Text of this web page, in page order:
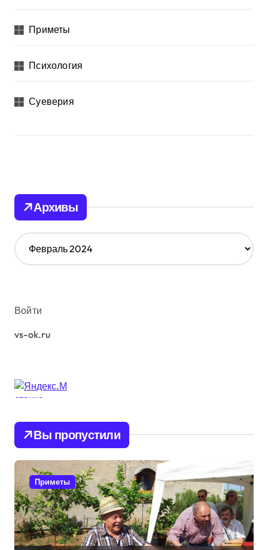
Приметы
Психология
Суеверия
Архивы
А
р
ы
Войти
vs-ok.ru
Вы пропустили
Приметы